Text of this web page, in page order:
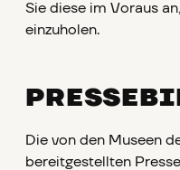
Sie diese im Voraus
einzuholen.
Die von den Museen
bereitgestellten